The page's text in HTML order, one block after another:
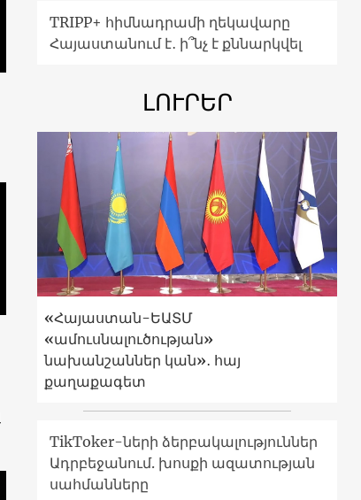
TRIPP+ հիմնադրամի ղեկավարը
Հայաստանում է․ ի՞նչ է քննարկվել
ԼՈՒՐԵՐ
«Հայաստան-ԵԱՏՄ
«ամուսնալուծության»
նախանշաններ կան»․ հայ
քաղաքագետ
TikToker-ների ձերբակալություններ
Ադրբեջանում. խոսքի ազատության
սահմանները